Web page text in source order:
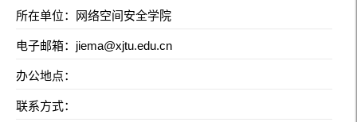
所在单位：网络空间安全学院
电子邮箱： jiema@xjtu.edu.cn
办公地点：
联系方式：